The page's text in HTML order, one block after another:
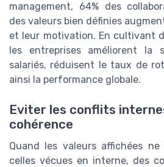
management, 64% des
des valeurs bien définies
et leur motivation. En cultivant
les entreprises améliorent la
salariés, réduisent le taux de
ainsi la performance globale.
Eviter les conflits
cohérence
Quand les valeurs affichées
celles vécues en interne, des